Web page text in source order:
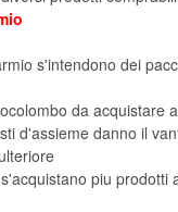
s'intendono dei
da acquistare
d'assieme danno il
piu prodotti